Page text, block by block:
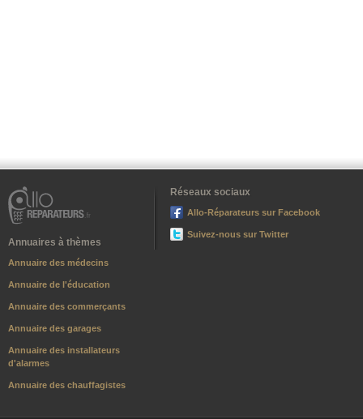
Annuaires à thèmes
Annuaire des médecins
Annuaire de l'éducation
Annuaire des commerçants
Annuaire des garages
Annuaire des installateurs
d'alarmes
Annuaire des chauffagistes
Réseaux sociaux
Allo-Réparateurs sur Facebook
Suivez-nous sur Twitter